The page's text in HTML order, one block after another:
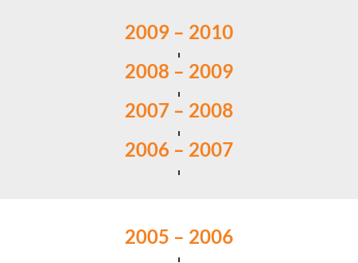
2009 – 2010
2008 – 2009
2007 – 2008
2006 – 2007
2005 – 2006